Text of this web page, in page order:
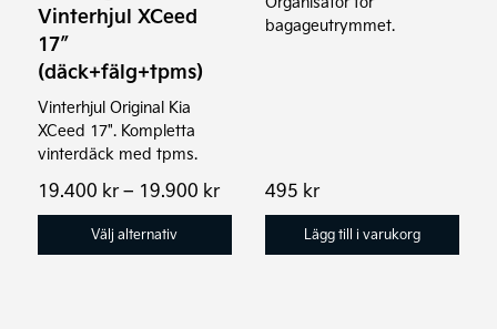
Vinterhjul XCeed
17″
(däck+fälg+tpms)
Vinterhjul Original Kia
XCeed 17". Kompletta
vinterdäck med tpms.
19.400 kr– 19.900 krPrisintervall:
19.400 kr
19.900 kr
Välj alternativ
kan
väljas
på
produktsidan
bagageutrymmet.
495 kr
Lägg till i varukorg